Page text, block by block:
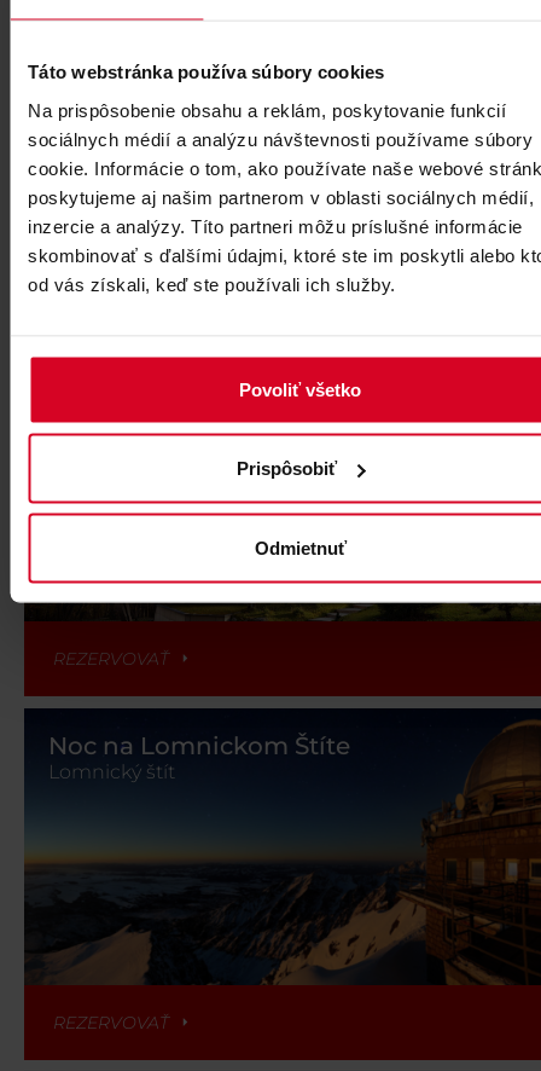
Táto webstránka používa súbory cookies
Na prispôsobenie obsahu a reklám, poskytovanie funkcií
sociálnych médií a analýzu návštevnosti používame súbory
cookie. Informácie o tom, ako používate naše webové
poskytujeme aj našim partnerom v oblasti sociálnych médií,
inzercie a analýzy. Títo partneri môžu príslušné informácie
skombinovať s ďalšími údajmi, ktoré ste im poskytli alebo
od vás získali, keď ste používali ich služby.
Povoliť všetko
Prispôsobiť
Odmietnuť
Grandhotel****
REZERVOVAŤ
Apartmány Horec
REZERVOVAŤ
Noc na Lomnickom Štíte
Lomnický štít
REZERVOVAŤ